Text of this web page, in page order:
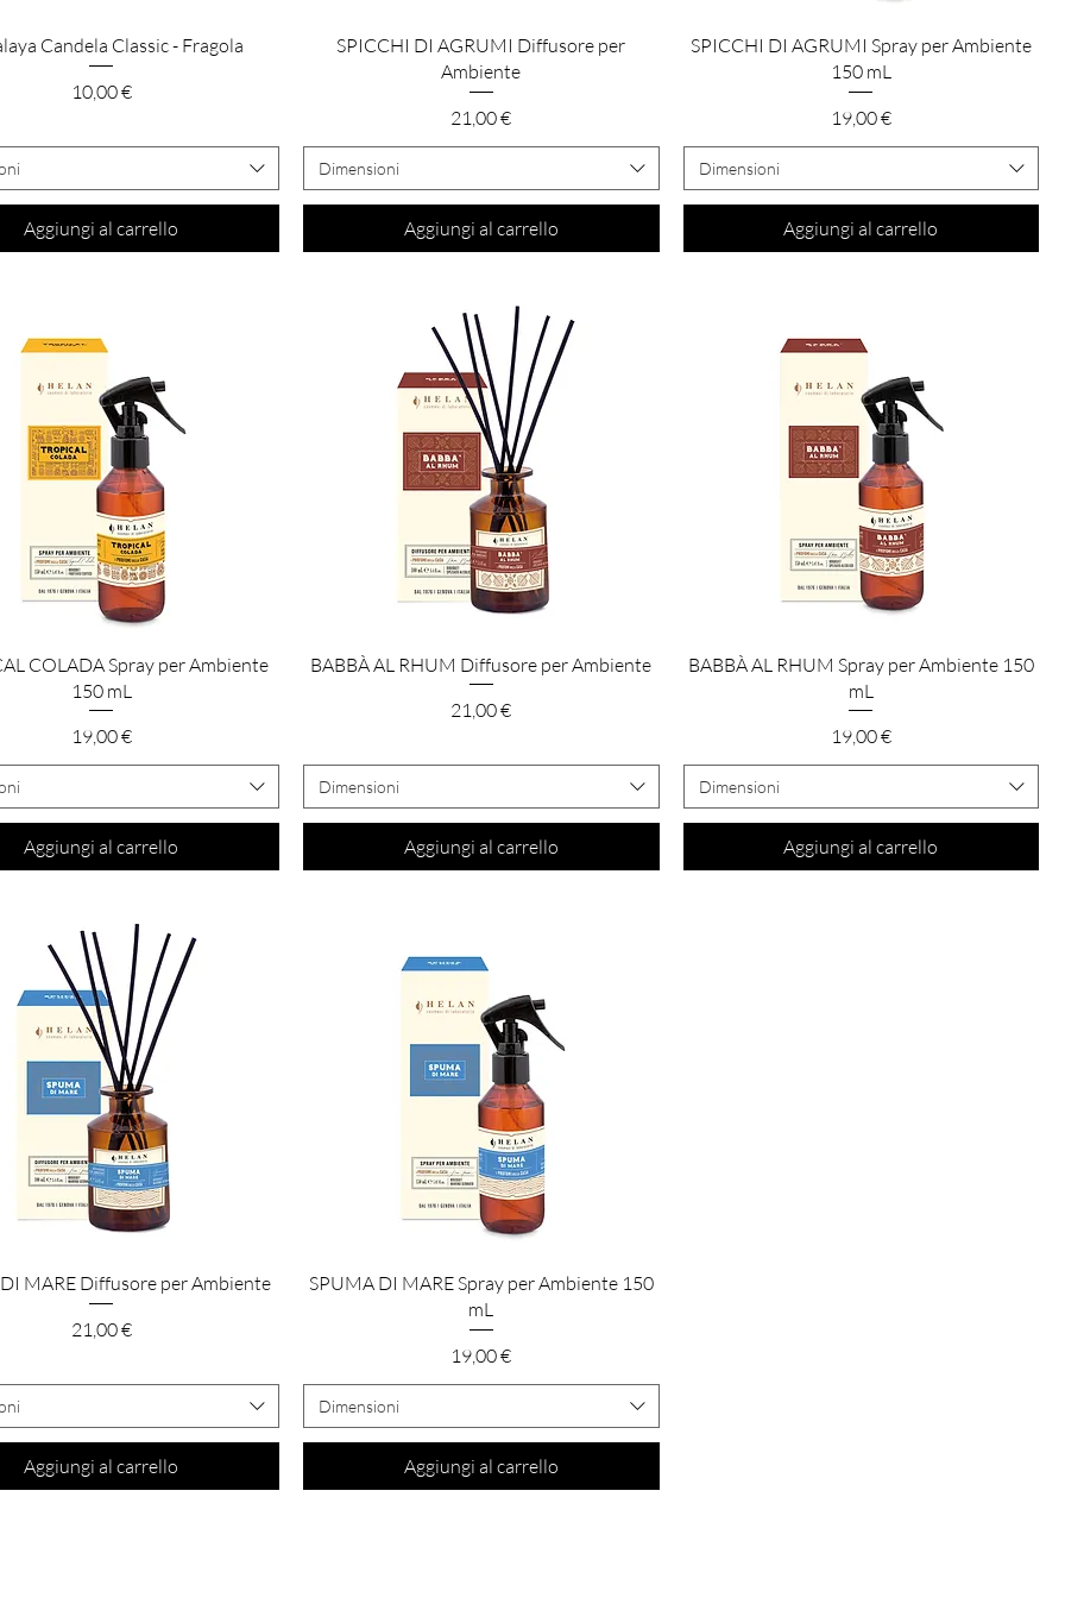
Vista rapida
Candela Classic - Fragola
Prezzo
10,00 €
Aggiungi al carrello
Vista rapida
SPICCHI DI AGRUMI Diffusore per
Ambiente
Prezzo
21,00 €
Dimensioni
Aggiungi al carrello
Vista rapida
SPICCHI DI AGRUMI Spray per Ambiente
150 mL
Prezzo
19,00 €
Dimensioni
Aggiungi al carrello
Vista rapida
COLADA Spray per Ambiente
150 mL
Prezzo
19,00 €
Aggiungi al carrello
Vista rapida
BABBÀ AL RHUM Diffusore per Ambiente
Prezzo
21,00 €
Dimensioni
Aggiungi al carrello
Vista rapida
BABBÀ AL RHUM Spray per Ambiente 150
mL
Prezzo
19,00 €
Dimensioni
Aggiungi al carrello
Vista rapida
MARE Diffusore per Ambiente
Prezzo
21,00 €
Aggiungi al carrello
Vista rapida
SPUMA DI MARE Spray per Ambiente 150
mL
Prezzo
19,00 €
Dimensioni
Aggiungi al carrello